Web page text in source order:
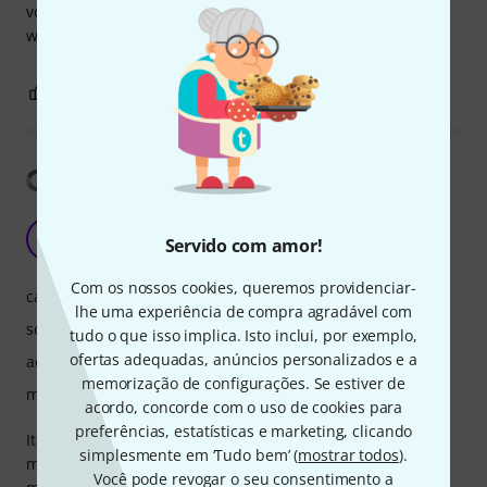
Servido com amor!
Com os nossos cookies, queremos providenciar-
lhe uma experiência de compra agradável com
tudo o que isso implica. Isto inclui, por exemplo,
ofertas adequadas, anúncios personalizados e a
memorização de configurações. Se estiver de
acordo, concorde com o uso de cookies para
preferências, estatísticas e marketing, clicando
simplesmente em ‘Tudo bem’ (mostrar todos).
Você pode revogar o seu consentimento a
volume om mee te kunnen maar de nieuwe Alto ts18s dus
wel. WAT EEN SOUND NU!! AANRADER!
REPORTAR A CRÍTICA
that_mario 09.08.2024
It definitely bumps and produces strong bass. Even too
much for some indoor use. I have not cranked it up to the
características
som
acabamento
manuseio